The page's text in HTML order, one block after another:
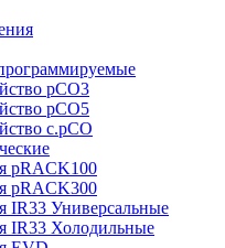
pCO3
pCO5
c.pCO
pRACK100
pRACK300
IR33 Универсальные
IR33 Холодильные